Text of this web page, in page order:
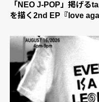
「NEO J-POP」掲げる
を描く2nd EP『love